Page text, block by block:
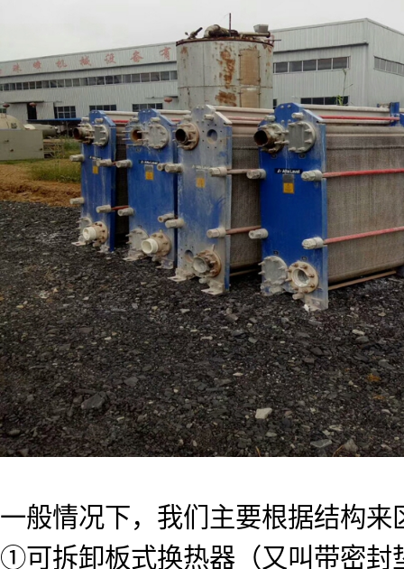
一般情况下，我们主要根据结构
①可拆卸板式换热器（又叫带密